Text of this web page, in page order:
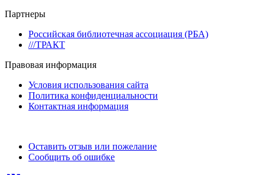
Партнеры
Российская библиотечная ассоциация (РБА)
///ТРАКТ
Правовая информация
Условия использования сайта
Политика конфиденциальности
Контактная информация
Оставить отзыв или пожелание
Сообщить об ошибке